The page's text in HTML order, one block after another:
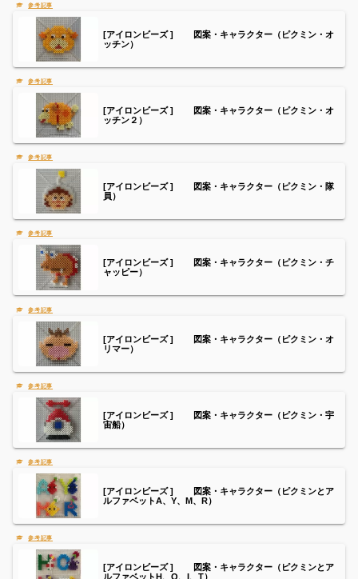
[アイロンビーズ ] 図案・キャラクター（ピクミン・オ
ッチン）
[アイロンビーズ ] 図案・キャラクター（ピクミン・オ
ッチン２）
[アイロンビーズ ] 図案・キャラクター（ピクミン・隊
員）
[アイロンビーズ ] 図案・キャラクター（ピクミン・チ
ャッピー）
[アイロンビーズ ] 図案・キャラクター（ピクミン・オ
リマー）
[アイロンビーズ ] 図案・キャラクター（ピクミン・宇
宙船）
[アイロンビーズ ] 図案・キャラクター（ピクミンとア
ルファベットA、Y、M、R）
[アイロンビーズ ] 図案・キャラクター（ピクミンとア
ルファベットH、O、I、T）